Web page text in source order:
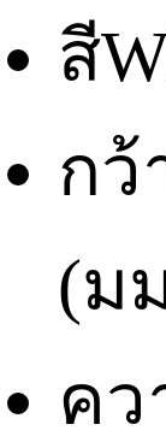
สี
กว้
(ม
คว